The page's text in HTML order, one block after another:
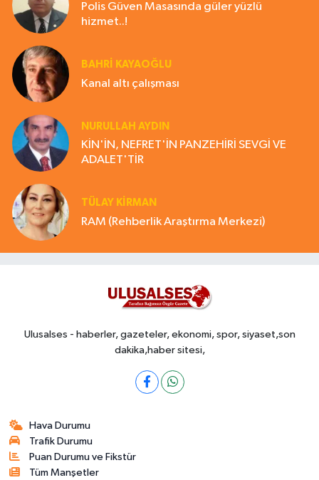
Polis Güven Masasında güler yüzlü
hizmet..!
BAHRI KAYAOĞLU
Kanal altı çalışması
NURULLAH AYDIN
KİN'İN, NEFRET'İN PANZEHİRİ SEVGİ VE
ADALET'TİR
TÜLAY KİRMAN
RAM (Rehberlik Araştırma Merkezi)
Ulusalses - haberler, gazeteler, ekonomi, spor, siyaset,son
dakika,haber sitesi,
Hava Durumu
Trafik Durumu
Puan Durumu ve Fikstür
Tüm Manşetler